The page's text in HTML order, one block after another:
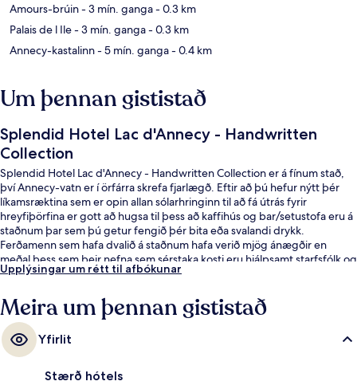
Amours-brúin- 3 mín. ganga- 0.3 km
Palais de l Ile- 3 mín. ganga- 0.3 km
Annecy-kastalinn- 5 mín. ganga- 0.4 km
Um þennan gististað
Splendid Hotel Lac d'Annecy - Handwritten
Collection
Splendid Hotel Lac d'Annecy - Handwritten Collection er á fínum stað,
því Annecy-vatn er í örfárra skrefa fjarlægð. Eftir að þú hefur nýtt þér
líkamsræktina sem er opin allan sólarhringinn til að fá útrás fyrir
hreyfiþörfina er gott að hugsa til þess að kaffihús og bar/setustofa eru á
staðnum þar sem þú getur fengið þér bita eða svalandi drykk.
Ferðamenn sem hafa dvalið á staðnum hafa verið mjög ánægðir en
meðal þess sem þeir nefna sem sérstaka kosti eru hjálpsamt starfsfólk og
góð staðsetning.
Upplýsingar um rétt til afbókunar
Meira um þennan gististað
Yfirlit
Stærð hótels